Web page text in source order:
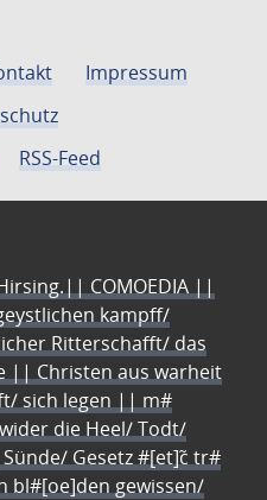
Impressum
RSS-Feed
COMOEDIA ||
kampff/
Ritterschafft/ das
|| Christen aus warheit
sich legen || m#
die Heel/ Todt/
Gesetz #[et]c̃ tr#
bl#[oe]den gewissen/